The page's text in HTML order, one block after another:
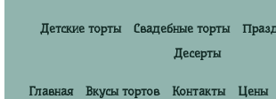
Детские торты Свадебные торты
Десерты
Главная Вкусы тортов Контакты Цены